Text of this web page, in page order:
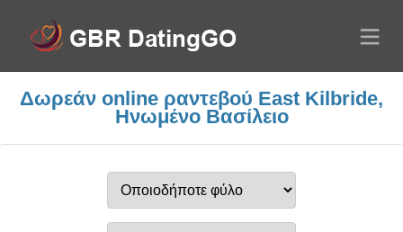
Δωρεάν online ραντεβού East Kilbride,
Ηνωμένο Βασίλειο